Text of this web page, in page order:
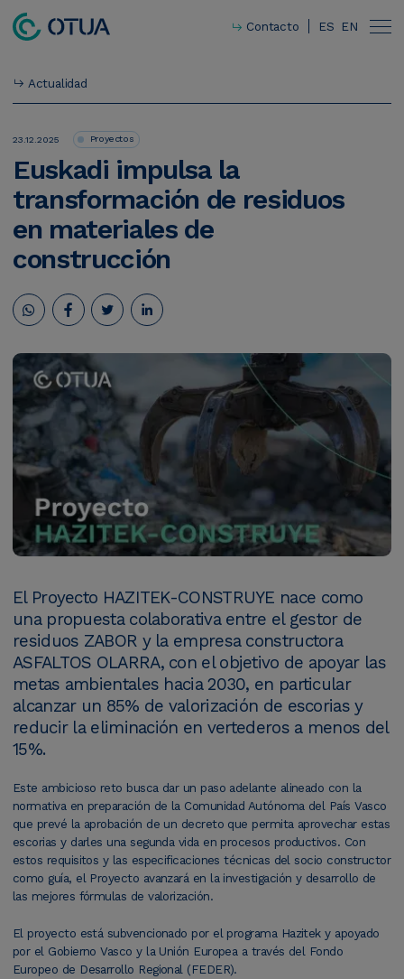
Innovación
Responsabilidad social corporativa
Contacto ES EN
Actualidad
23.12.2025 Proyectos
Euskadi impulsa la
transformación de residuos
en materiales de
construcción
El Proyecto HAZITEK-CONSTRUYE nace como
una propuesta colaborativa entre el gestor de
residuos ZABOR y la empresa constructora
ASFALTOS OLARRA, con el objetivo de apoyar las
metas ambientales hacia 2030, en particular
alcanzar un 85% de valorización de escorias y
reducir la eliminación en vertederos a menos del
15%.
Este ambicioso reto busca dar un paso adelante alineado con la
normativa en preparación de la Comunidad Autónoma del País Vasco
que prevé la aprobación de un decreto que permita aprovechar estas
escorias y darles una segunda vida en procesos productivos. Con
estos requisitos y las especificaciones técnicas del socio constructor
como guía, el Proyecto avanzará en la investigación y desarrollo de
las mejores fórmulas de valorización.
El proyecto está subvencionado por el programa Hazitek y apoyado
por el Gobierno Vasco y la Unión Europea a través del Fondo
Europeo de Desarrollo Regional (FEDER).